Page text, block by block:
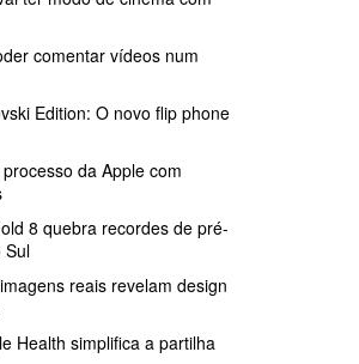
comentar vídeos num
Edition: O novo flip phone
da Apple com
8 quebra recordes de pré-
Sul
reais revelam design
Health simplifica a partilha